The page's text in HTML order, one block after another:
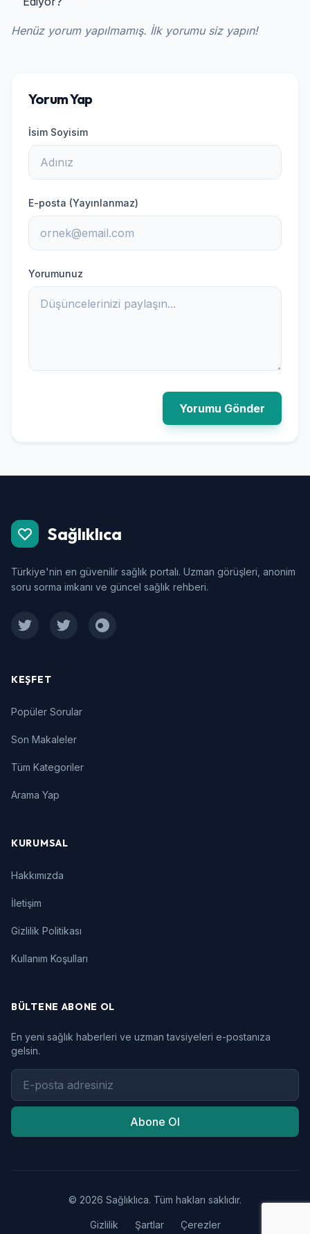
Henüz yorum yapılmamış. İlk yorumu siz yapın!
Yorum Yap
İsim Soyisim
E-posta (Yayınlanmaz)
Yorumunuz
Yorumu Gönder
Sağlıklıca
Türkiye'nin en güvenilir sağlık portalı. Uzman görüşleri, anonim
soru sorma imkanı ve güncel sağlık rehberi.
FacebookTwitter Instagram
KEŞFET
Popüler Sorular
Son Makaleler
Tüm Kategoriler
Arama Yap
KURUMSAL
Hakkımızda
İletişim
Gizlilik Politikası
Kullanım Koşulları
BÜLTENE ABONE OL
En yeni sağlık haberleri ve uzman tavsiyeleri e-postanıza
gelsin.
Abone Ol
© 2026 Sağlıklıca. Tüm hakları saklıdır.
Gizlilik Şartlar Çerezler